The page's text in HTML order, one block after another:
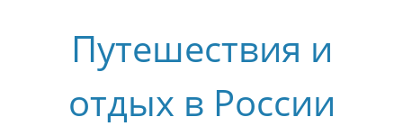
содержимомуПутешествия и
отдых в России